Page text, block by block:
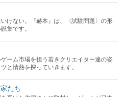
けない。『赫本』は、〈試験問題〉の形
集です。
ーム市場を担う若きクリエイター達の姿
と情熱を探っていきます。
たち